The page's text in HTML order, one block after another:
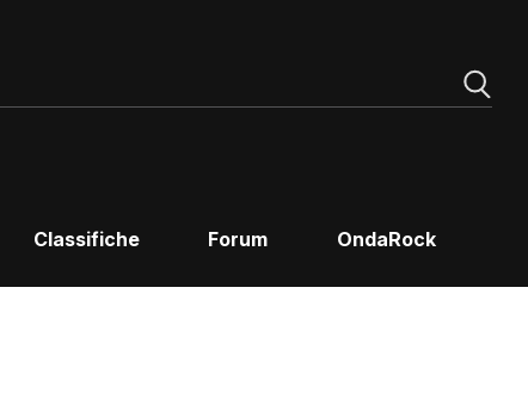
Classifiche Forum OndaRock